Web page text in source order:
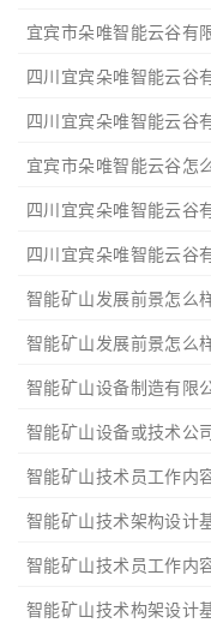
宜宾市朵唯智能云谷有
四川宜宾朵唯智能云谷
四川宜宾朵唯智能云谷
宜宾市朵唯智能云谷怎
四川宜宾朵唯智能云谷
四川宜宾朵唯智能云谷
智能矿山发展前景怎么
智能矿山发展前景怎么
智能矿山设备制造有限
智能矿山设备或技术公
智能矿山技术员工作内
智能矿山技术架构设计
智能矿山技术员工作内
智能矿山技术构架设计